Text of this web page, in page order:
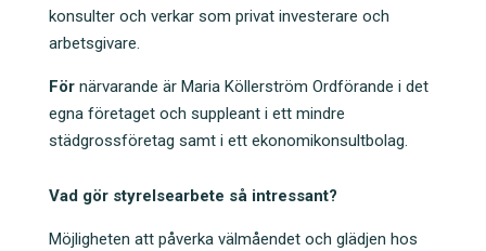
konsulter och verkar som privat investerare och
arbetsgivare.
Förnärvarande är Maria Köllerström Ordförande i det
egna företaget och suppleant i ett mindre
städgrossföretag samt i ett ekonomikonsultbolag.
Vad gör styrelsearbete så intressant?
Möjligheten att påverka välmåendet och glädjen hos